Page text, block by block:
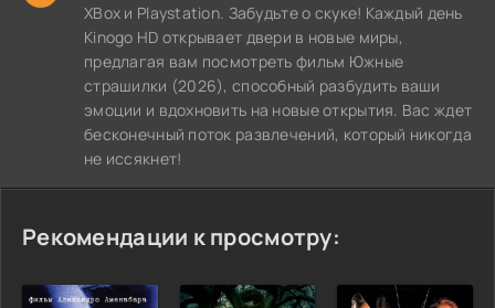
XBox и Playstation. Забудьте о скуке! Каждый день
Kinogo HD открывает двери в новые миры,
предлагая вам посмотреть фильм Южные
страшилки (2026), способный разбудить ваши
эмоции и вдохновить на новые открытия. Вас ждет
бесконечный поток развлечений, который никогда
не иссякнет!
Рекомендации к просмотру: